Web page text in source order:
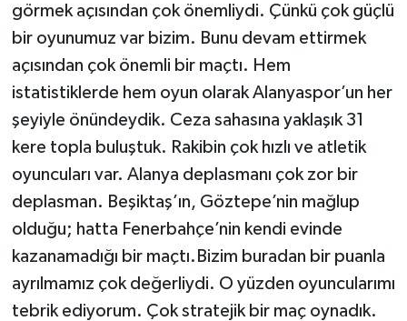
görmek açısından çok önemliydi. Çünkü çok güçlü
bir oyunumuz var bizim. Bunu devam ettirmek
açısından çok önemli bir maçtı. Hem
istatistiklerde hem oyun olarak Alanyaspor’un her
şeyiyle önündeydik. Ceza sahasına yaklaşık 31
kere topla buluştuk. Rakibin çok hızlı ve atletik
oyuncuları var. Alanya deplasmanı çok zor bir
deplasman. Beşiktaş’ın, Göztepe’nin mağlup
olduğu; hatta Fenerbahçe’nin kendi evinde
kazanamadığı bir maçtı.Bizim buradan bir puanla
ayrılmamız çok değerliydi. O yüzden oyuncularımı
tebrik ediyorum. Çok stratejik bir maç oynadık.